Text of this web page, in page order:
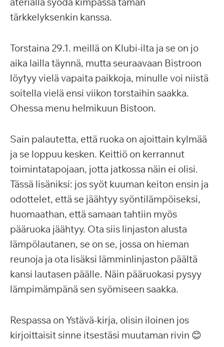
tärkkelyksenkin kanssa.
Torstaina 29.1. meillä on Klubi-ilta ja se on jo
aika lailla täynnä, mutta seuraavaan Bistroon
löytyy vielä vapaita paikkoja, minulle voi niistä
soitella vielä ensi viikon torstaihin saakka.
Ohessa menu helmikuun Bistoon.
Sain palautetta, että ruoka on ajoittain kylmää
ja se loppuu kesken. Keittiö on kerrannut
toimintatapojaan, jotta jatkossa näin ei olisi.
Tässä lisäniksi: jos syöt kuuman keiton ensin ja
odottelet, että se jäähtyy syöntilämpöiseksi,
huomaathan, että samaan tahtiin myös
pääruoka jäähtyy. Ota siis linjaston alusta
lämpölautanen, se on se, jossa on hieman
reunoja ja ota lisäksi lämminlinjaston päältä
kansi lautasen päälle. Näin pääruokasi pysyy
lämpimämpänä sen syömiseen saakka.
Respassa on Ystävä-kirja, olisin iloinen jos
kirjoittaisit sinne itsestäsi muutaman rivin 😊